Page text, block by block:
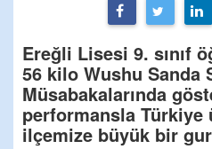
Ereğli Lisesi 9. sınıf
56 kilo Wushu Sanda
Müsabakalarında
performansla Türkiye
ilçemize büyük bir